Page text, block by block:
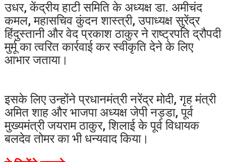
उधर, केंद्रीय हाटी समिति के अध्यक्ष डा. अमीचंद
कमल, महासचिव कुंदन शास्त्री, उपाध्यक्ष सुरेंद्र
हिंदुस्तानी और वेद प्रकाश ठाकुर ने राष्ट्रपति द्रौपदी
मुर्मू का त्वरित कार्रवाई कर स्वीकृति देने के लिए
आभार जताया।
इसके लिए उन्होंने प्रधानमंत्री नरेंद्र मोदी, गृह मंत्री
अमित शाह और भाजपा अध्यक्ष जेपी नड्डा, पूर्व
मुख्यमंत्री जयराम ठाकुर, शिलाई के पूर्व विधायक
बलदेव तोमर का भी धन्यवाद किया।